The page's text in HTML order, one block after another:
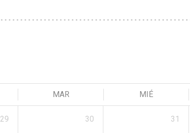
MAR MIÉ
29 30 31